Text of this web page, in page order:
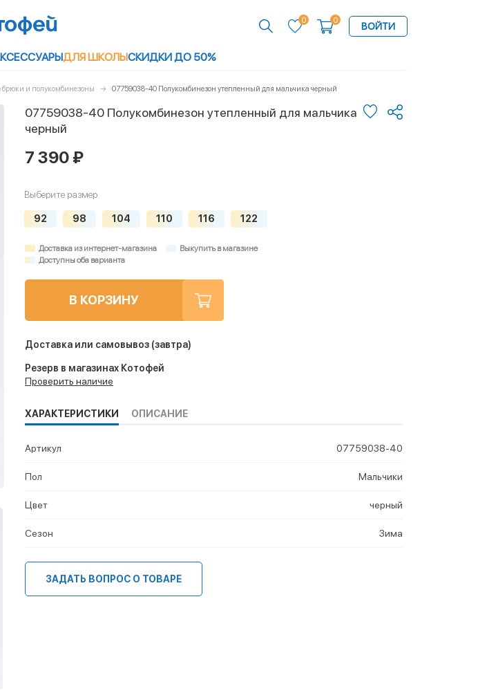
0 0
ВОЙТИ
ДЛЯ ШКОЛЫСКИДКИ ДО 50%
брюки и полукомбинезоны 07759038-40 Полукомбинезон утепленный для мальчика черный
07759038-40 Полукомбинезон утепленный для мальчика
черный
7 390 ₽
Выберите размер
92 98 104 110 116 122
Доставка из интернет-магазина
Выкупить в магазине
Доступны оба варианта
В КОРЗИНУ
Доставка или самовывоз (завтра)
Резерв в магазинах Котофей
Проверить наличие
ХАРАКТЕРИСТИКИ ОПИСАНИЕ
Артикул 07759038-40
Пол Мальчики
Цвет черный
Сезон Зима
ЗАДАТЬ ВОПРОС О ТОВАРЕ